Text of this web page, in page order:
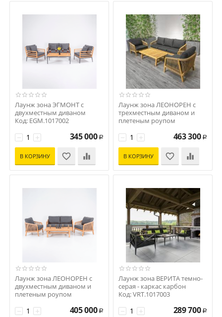
Лаунж зона ЭГМОНТ с
двухместным диваном
Код: EGM.1017002
+
− 345 000 Р
В КОРЗИНУ
Лаунж зона ЛЕОНОРЕН с
трехместным диваном и
плетеным роупом
+
− 463 300 Р
В КОРЗИНУ
Лаунж зона ЛЕОНОРЕН с
двухместным диваном и
плетеным роупом
+
− 405 000 Р
Лаунж зона ВЕРИТА темно-
серая - каркас карбон
Код: VRT.1017003
+
− 289 700 Р